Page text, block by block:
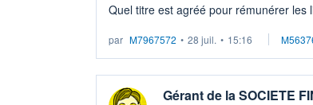
Quel titre est agréé pour rémunérer les
par M7967572 • 28 juil. • 15:16
Gérant de la SOCIETE